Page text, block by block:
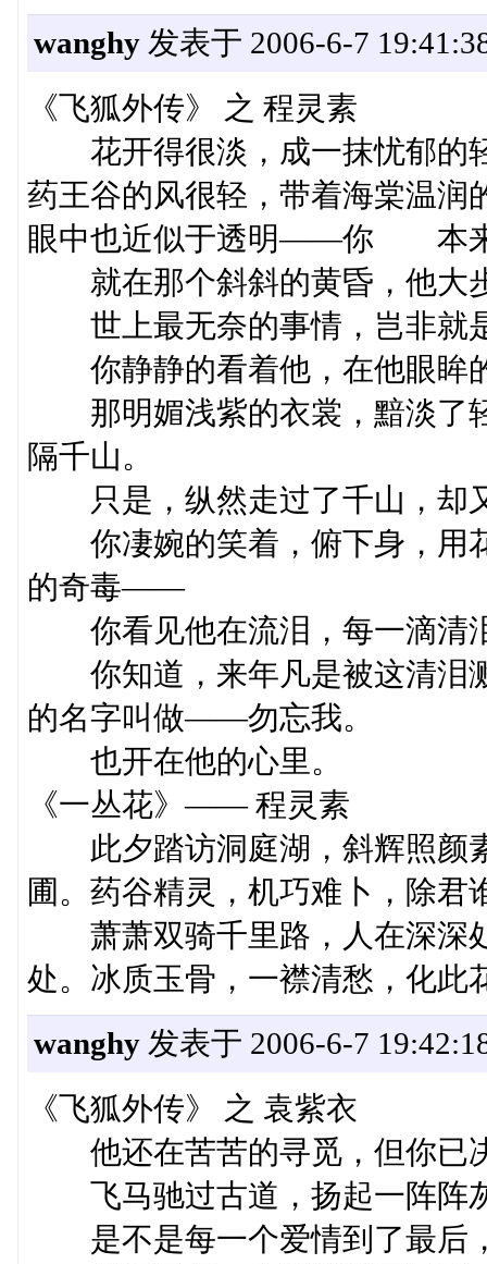
wanghy发表于 2006-6-7
《飞狐外传》 之 程灵素
花开得很淡，成一抹忧郁的
药王谷的风很轻，带着海棠温润
眼中也近似于透明——你 本来
就在那个斜斜的黄昏，他大
世上最无奈的事情，岂非就
你静静的看着他，在他眼眸
那明媚浅紫的衣裳，黯淡了
隔千山。
只是，纵然走过了千山，却
你凄婉的笑着，俯下身，用
的奇毒——
你看见他在流泪，每一滴清
你知道，来年凡是被这清泪
的名字叫做——勿忘我。
也开在他的心里。
《一丛花》—— 程灵素
此夕踏访洞庭湖，斜辉照颜
圃。药谷精灵，机巧难卜，除君
萧萧双骑千里路，人在深深
处。冰质玉骨，一襟清愁，化此
wanghy发表于 2006-6-7
《飞狐外传》 之 袁紫衣
他还在苦苦的寻觅，但你已
飞马驰过古道，扬起一阵阵
是不是每一个爱情到了最后